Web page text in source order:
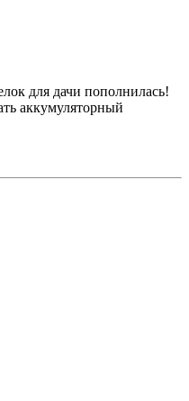
для дачи пополнилась!
аккумуляторный